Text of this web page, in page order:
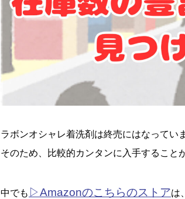
ラボンオシャレ着洗剤は終売にはなってい
そのため、比較的カンタンに入手すること
中でも ▷Amazonのこちらのストアは